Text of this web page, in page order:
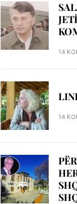
14
14